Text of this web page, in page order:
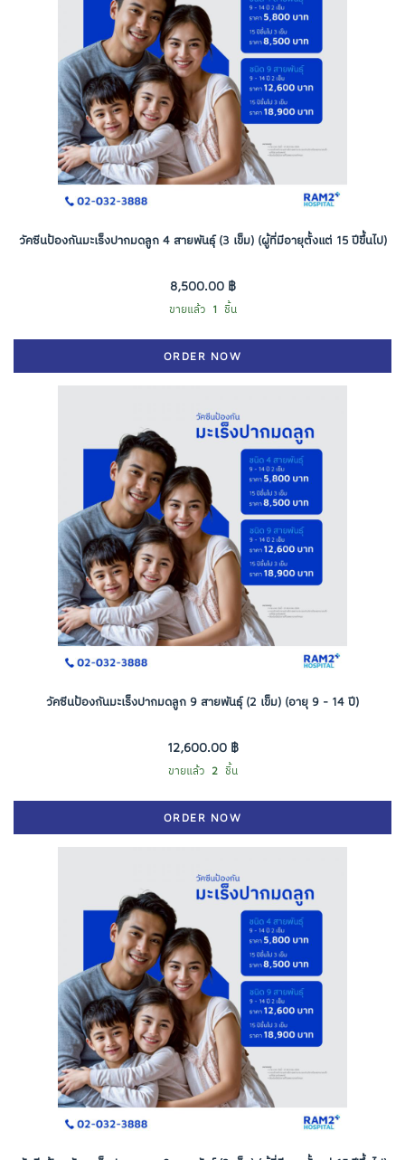
วัคซีนป้องกันมะเร็งปากมดลูก 4 สายพันธุ์ (3 เข็ม) (ผู้ที่มีอายุตั้งแต่ 15 ปีขึ้นไป)
8,500.00 ฿
ขายแล้ว 1 ชิ้น
ORDER NOW
วัคซีนป้องกันมะเร็งปากมดลูก 9 สายพันธุ์ (2 เข็ม) (อายุ 9 - 14 ปี)
12,600.00 ฿
ขายแล้ว 2 ชิ้น
ORDER NOW